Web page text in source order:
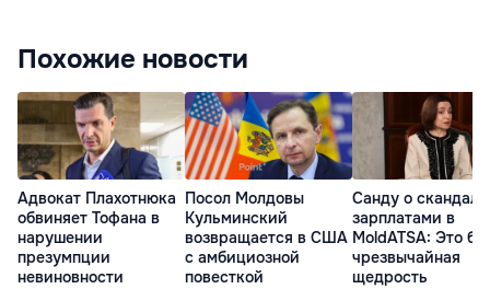
Похожие новости
Адвокат Плахотнюка
обвиняет Тофана в
нарушении
презумпции
невиновности
Посол Молдовы
Кульминский
возвращается в США
с амбициозной
повесткой
Санду о
зарплатами в
MoldATSA: Это
чрезвычайная
щедрость